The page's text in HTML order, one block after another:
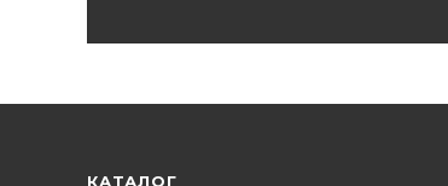
КАТАЛОГ